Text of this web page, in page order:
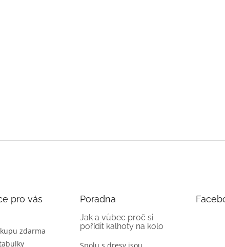
pro vás
zdarma
Poradna
Jak a vůbec proč si
pořídit kalhoty na kolo